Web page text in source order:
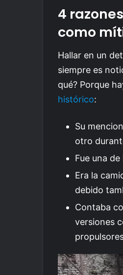
4
como
Hallar en un
siempre es
qué? Porque
histórico:
Su
otro
Fue una
Era la
debido
Contaba
versiones